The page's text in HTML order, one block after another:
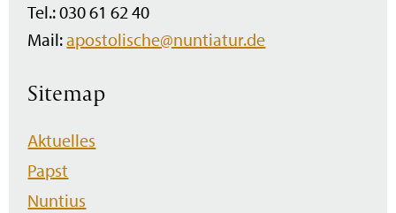
Tel.: 030 61 62 40
Mail:apostolische@nuntiatur.de
Sitemap
Navigation
überspringen
Aktuelles
Papst
Nuntius